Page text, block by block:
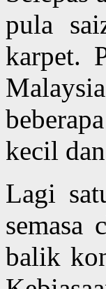
pula
karpet.
kecil
Lagi
semasa
balik